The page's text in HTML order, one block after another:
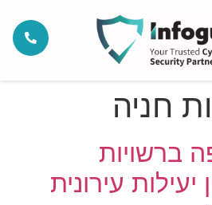
חניה
ברשויות
עירונית